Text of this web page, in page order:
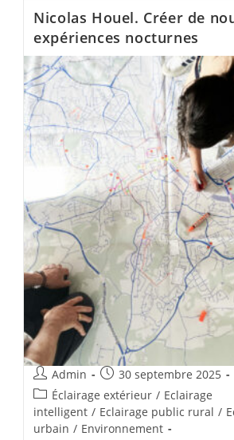
Nicolas Houel. Créer de
expériences nocturnes
Admin
30 septembre 2025
Éclairage extérieur / Eclairage
intelligent / Eclairage public rural /
urbain / Environnement